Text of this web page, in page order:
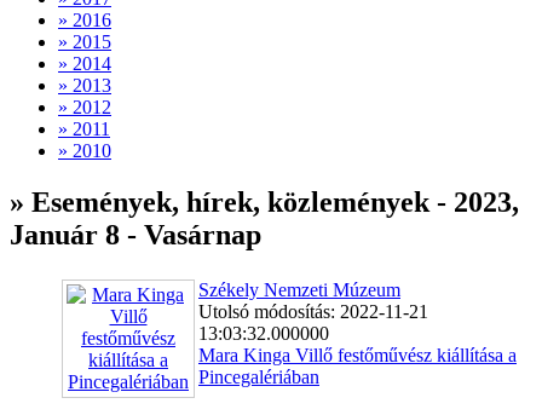
» 2016
» 2015
» 2014
» 2013
» 2012
» 2011
» 2010
» Események, hírek, közlemények - 2023,
Január 8 - Vasárnap
Székely Nemzeti Múzeum
Utolsó módosítás: 2022-11-21
13:03:32.000000
Mara Kinga Villő festőművész kiállítása a
Pincegalériában